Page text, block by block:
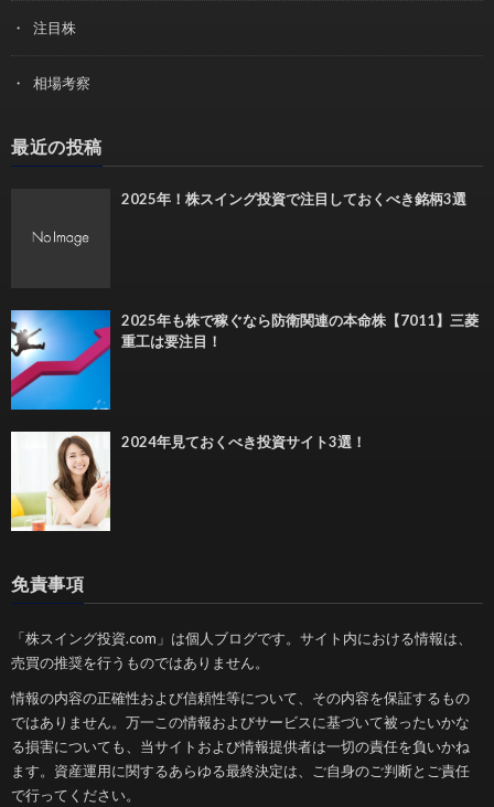
注目株
相場考察
最近の投稿
2025年！株スイング投資で注目しておくべき銘柄3選
2025年も株で稼ぐなら防衛関連の本命株【7011】三菱
重工は要注目！
2024年見ておくべき投資サイト3選！
免責事項
「株スイング投資.com」は個人ブログです。サイト内における情報は、
売買の推奨を行うものではありません。
情報の内容の正確性および信頼性等について、その内容を保証するもの
ではありません。万一この情報およびサービスに基づいて被ったいかな
る損害についても、当サイトおよび情報提供者は一切の責任を負いかね
ます。資産運用に関するあらゆる最終決定は、ご自身のご判断とご責任
で行ってください。